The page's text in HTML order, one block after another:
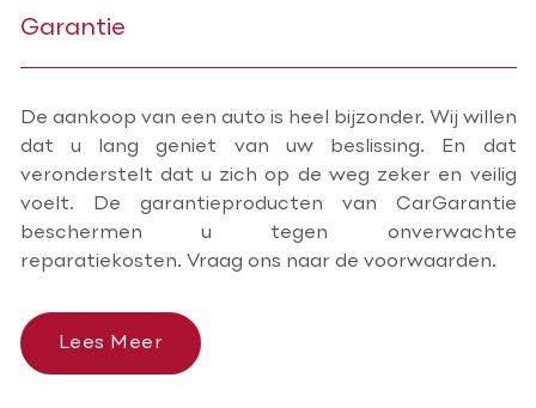
Garantie
De aankoop van een auto is heel bijzonder. Wij willen
dat u lang geniet van uw beslissing. En dat
veronderstelt dat u zich op de weg zeker en veilig
voelt. De garantieproducten van CarGarantie
beschermen u tegen onverwachte
reparatiekosten. Vraag ons naar de voorwaarden.
Lees Meer